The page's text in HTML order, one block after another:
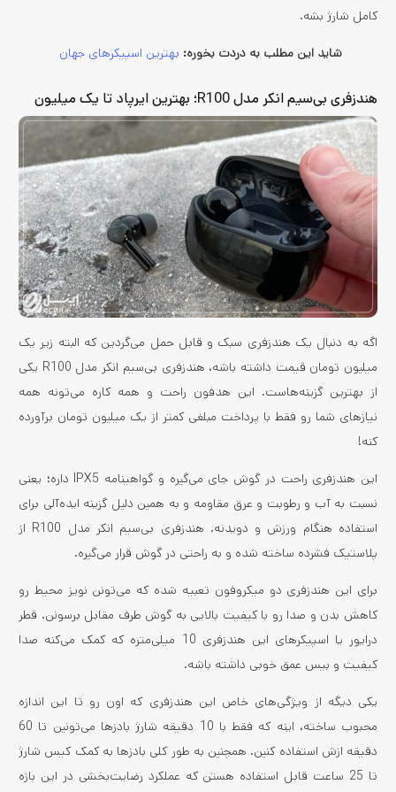
کامل شارژ بشه.
شاید این مطلب به دردت بخوره: بهترین اسپیکر‌های جهان
هندزفری بی‌سیم انکر مدل R100؛ بهترین ایرپاد تا یک میلیون
اگه به دنبال یک هندزفری سبک و قابل حمل می‌گردین که البته زیر یک
میلیون تومان قیمت داشته باشه، هندزفری بی‌سیم انکر مدل R100 یکی
از بهترین گزینه‌هاست. این هدفون راحت و همه کاره می‌تونه همه
نیازهای شما رو فقط با پرداخت مبلغی کمتر از یک میلیون تومان برآورده
کنه!
این هندزفری راحت در گوش جای می‌گیره و گواهینامه IPX5 داره؛ یعنی
نسبت به آب و رطوبت و عرق مقاومه و به همین دلیل گزینه ایده‌آلی برای
استفاده هنگام ورزش و دویدنه. هندزفری بی‌سیم انکر مدل R100 از
پلاستیک فشرده ساخته شده و به راحتی در گوش قرار می‌گیره.
برای این هندزفری دو میکروفون تعبیه شده که می‌تونن نویز محیط رو
کاهش بدن و صدا رو با کیفیت بالایی به گوش طرف مقابل برسونن. قطر
درایور یا اسپیکرهای این هندزفری 10 میلی‌متره که کمک می‌کنه صدا
کیفیت و بیس عمق خوبی داشته باشه.
یکی دیگه از ویژگی‌های خاص این هندزفری که اون رو تا این اندازه
محبوب ساخته، اینه که فقط با 10 دقیقه شارژ بادزها می‌تونین تا 60
دقیقه ازش استفاده کنین. همچنین به طور کلی بادزها به کمک کیس شارژ
تا 25 ساعت قابل استفاده هستن که عملکرد رضایت‌بخشی در این بازه